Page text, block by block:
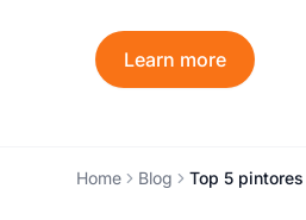
Learn more
Home Blog Top 5